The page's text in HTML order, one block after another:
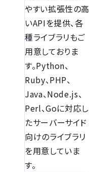
やすい拡張性の高
いAPIを提供、各
種ライブラリもご
用意しておりま
す。Python、
Ruby、PHP、
Java、Node.js、
Perl、Goに対応し
たサーバーサイド
向けのライブラリ
を用意していま
す。